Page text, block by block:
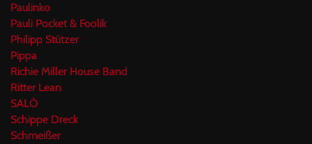
Paulinko
Pauli Pocket & Foolik
Philipp Stützer
Pippa
Richie Miller House Band
Ritter Lean
SALÓ
Schippe Dreck
Schmeißer